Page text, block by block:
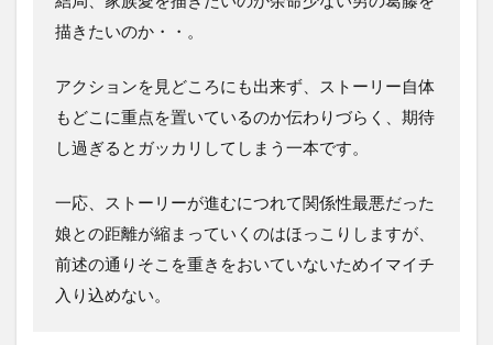
描きたいのか・・。
アクションを見どころにも出来ず、ストーリー自体
もどこに重点を置いているのか伝わりづらく、期待
し過ぎるとガッカリしてしまう一本です。
一応、ストーリーが進むにつれて関係性最悪だった
娘との距離が縮まっていくのはほっこりしますが、
前述の通りそこを重きをおいていないためイマイチ
入り込めない。